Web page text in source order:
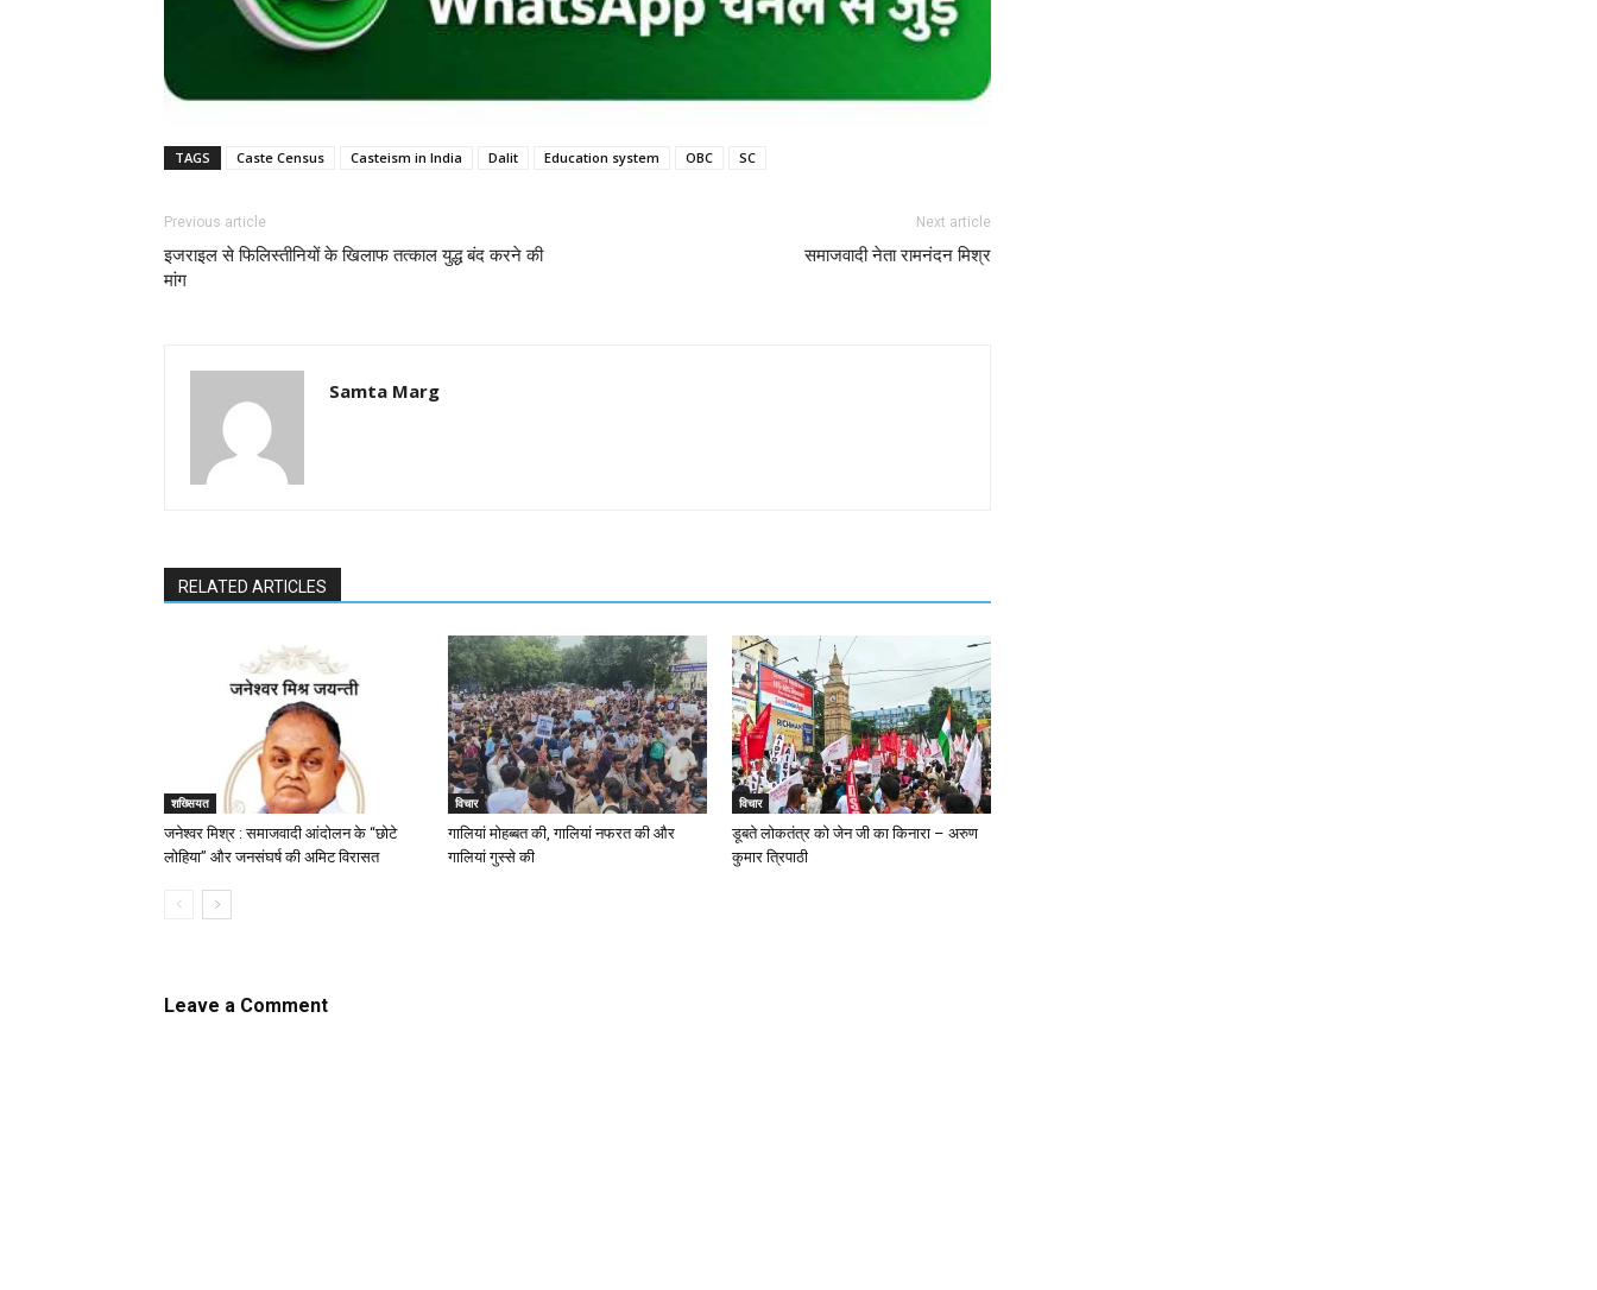
TAGS Caste Census Casteism in India Dalit Education system OBC SC
Previous article
इजराइल से फिलिस्तीनियों के खिलाफ तत्काल युद्ध बंद करने की
मांग
Next article
समाजवादी नेता रामनंदन मिश्र
Samta Marg
RELATED ARTICLES
शख्सियत
जनेश्वर मिश्र : समाजवादी आंदोलन के “छोटे
लोहिया” और जनसंघर्ष की अमिट विरासत
विचार
गालियां मोहब्बत की, गालियां नफरत की और
गालियां गुस्से की
विचार
डूबते लोकतंत्र को जेन जी का किनारा – अरुण
कुमार त्रिपाठी
Leave a Comment